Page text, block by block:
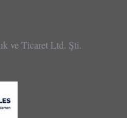
ve Ticaret Ltd. Şti.